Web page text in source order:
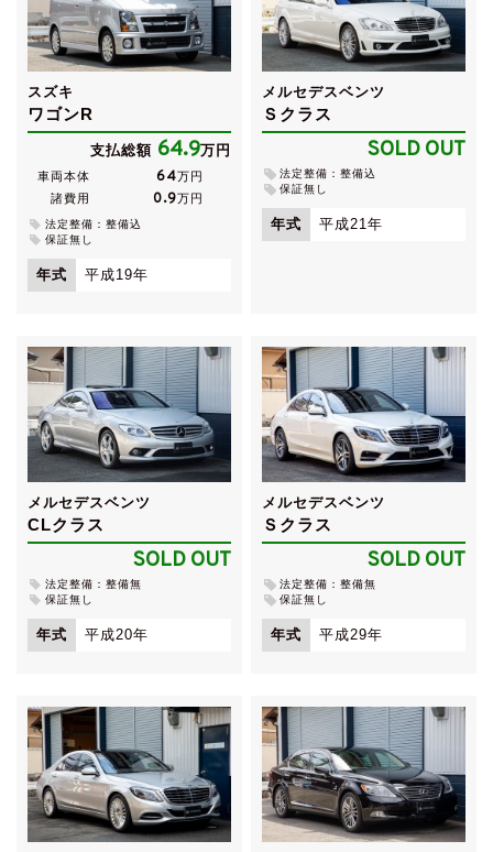
スズキ
ワゴンR
支払総額 64.9万円
車両本体 64万円
諸費用
0.9万円
法定整備：整備込
保証無し
年式 平成19年
メルセデスベンツ
Ｓクラス
SOLD OUT
法定整備：整備込
保証無し
年式 平成21年
メルセデスベンツ
CLクラス
SOLD OUT
法定整備：整備無
保証無し
年式 平成20年
メルセデスベンツ
Ｓクラス
SOLD OUT
法定整備：整備無
保証無し
年式 平成29年